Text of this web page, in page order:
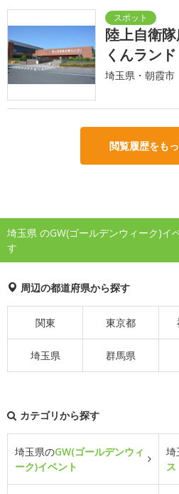
陸上自衛
くんランド
埼玉県・朝霞市
閲覧履歴をも
埼玉県 のGW(ゴールデンウィーク)イ
す
周辺の都道府県から探す
関東 東京都
埼玉県 群馬県
カテゴリから探す
埼玉県のGW(ゴールデンウィ
ーク)イベント
埼
ス